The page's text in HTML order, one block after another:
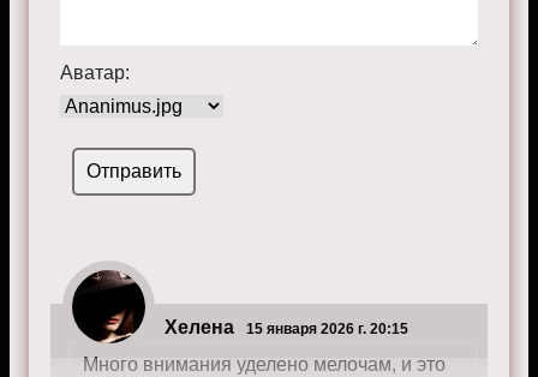
Аватар:
Хелена 15 января 2026 г. 20:15
Много внимания уделено мелочам, и это